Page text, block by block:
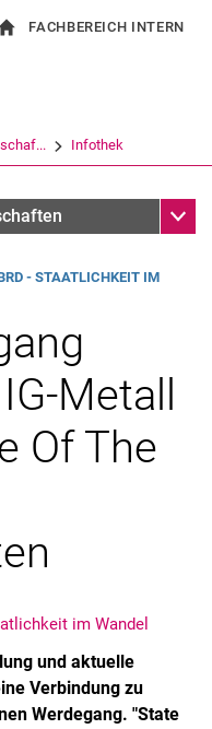
direkt zu: Inhalt
direkt zu: Suche
direkt zu:
externen Link in einem
FACHBEREICH INTERN
Infothek
- STAAT­LICH­KEIT IM
Metall
Of The
im Wandel
und aktuelle
Verbindung zu
Werdegang. "State